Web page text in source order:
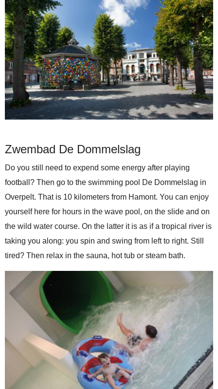
Zwembad De Dommelslag
Do you still need to expend some energy after playing
football? Then go to the swimming pool De Dommelslag in
Overpelt. That is 10 kilometers from Hamont. You can enjoy
yourself here for hours in the wave pool, on the slide and on
the wild water course. On the latter it is as if a tropical river is
taking you along: you spin and swing from left to right. Still
tired? Then relax in the sauna, hot tub or steam bath.